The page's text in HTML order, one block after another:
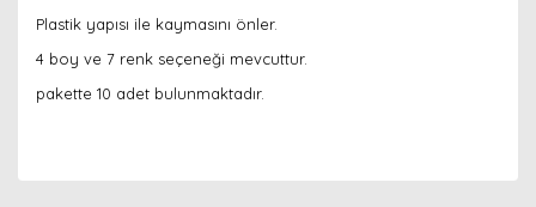
Plastik yapısı ile kaymasını önler.
4 boy ve 7 renk seçeneği mevcuttur.
pakette 10 adet bulunmaktadır.